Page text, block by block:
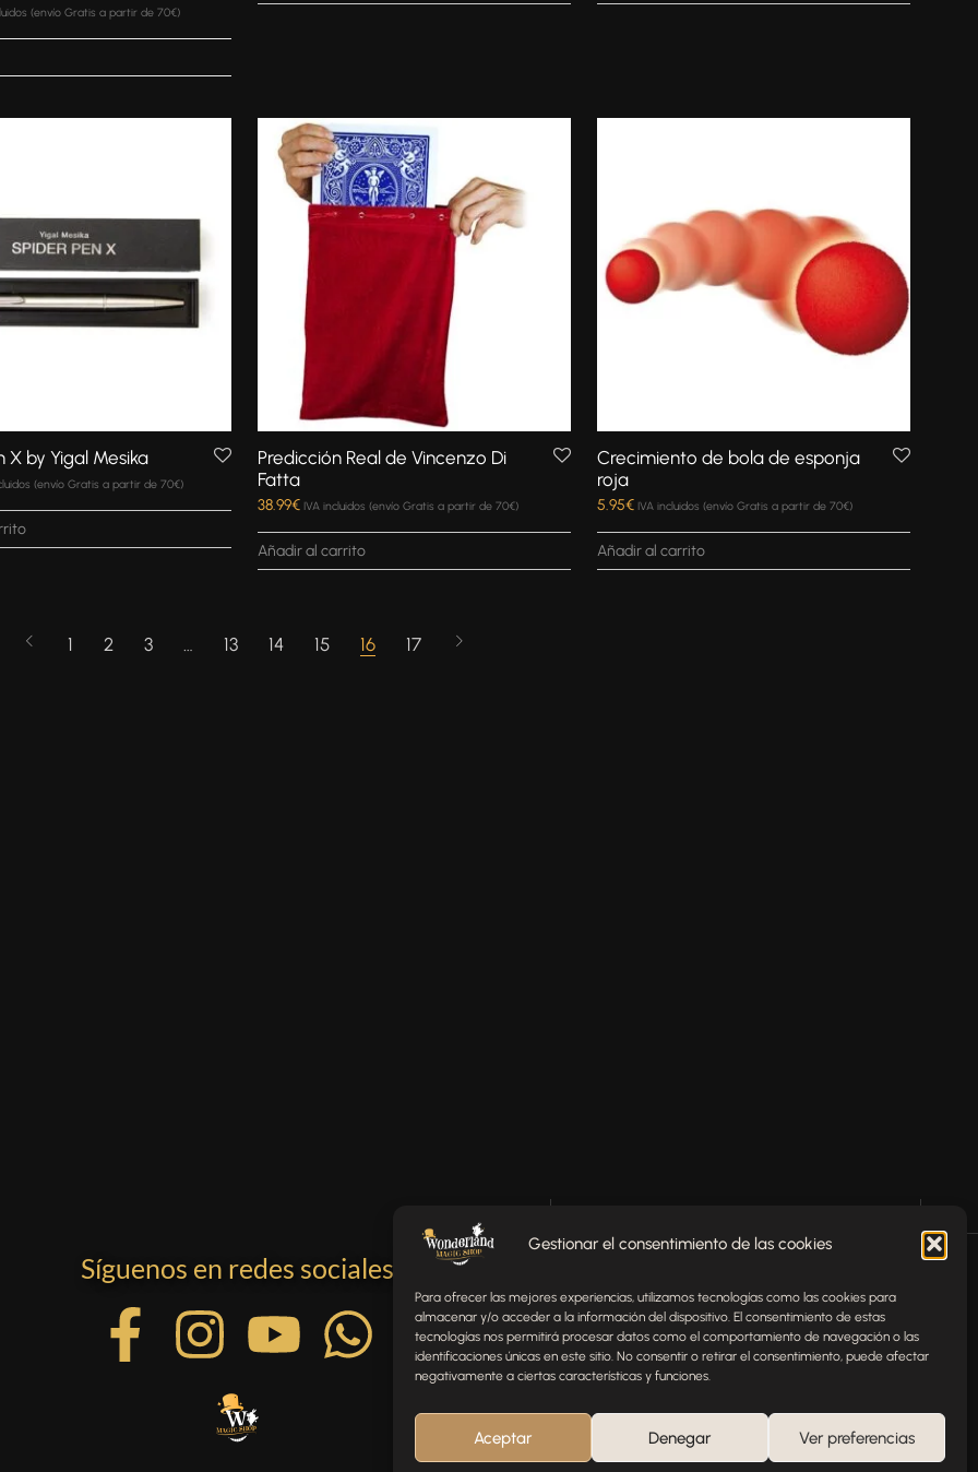
Gestionar el consentimiento de las cookies
Para ofrecer las mejores experiencias, utilizamos tecnologías como las cookies para
almacenar y/o acceder a la información del dispositivo. El consentimiento de estas
tecnologías nos permitirá procesar datos como el comportamiento de navegación o las
identificaciones únicas en este sitio. No consentir o retirar el consentimiento, puede afectar
negativamente a ciertas características y funciones.
Aceptar Denegar Ver preferencias
(envío Gratis a partir de 70€)
X by Yigal Mesika
(envío Gratis a partir de 70€)
Predicción Real de Vincenzo Di
Fatta
38.99€ IVA incluidos (envío Gratis a partir de 70€)
Añadir al carrito
Crecimiento de bola de esponja
roja
5.95€ IVA incluidos (envío Gratis a partir de 70€)
Añadir al carrito
1 2 3 … 13 14 15 16 17
Síguenos en redes sociales
Envíenos un mensaje
¿Tienes alguna pregunta,
comentario o necesitas ayuda
con tu pedido? Estamos aquí
para ayudarte.